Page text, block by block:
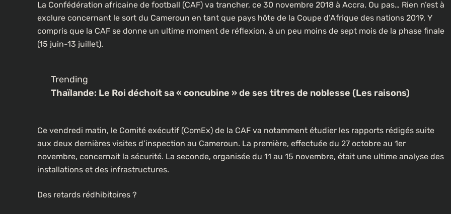
La Confédération africaine de football (CAF) va trancher, ce 30 novembre 2018 à Accra. Ou pas… Rien n’est à
exclure concernant le sort du Cameroun en tant que pays hôte de la Coupe d’Afrique des nations 2019. Y
compris que la CAF se donne un ultime moment de réflexion, à un peu moins de sept mois de la phase finale
(15 juin-13 juillet).
Trending
Thaïlande: Le Roi déchoit sa « concubine » de ses titres de noblesse (Les raisons)
Ce vendredi matin, le Comité exécutif (ComEx) de la CAF va notamment étudier les rapports rédigés suite
aux deux dernières visites d’inspection au Cameroun. La première, effectuée du 27 octobre au 1er
novembre, concernait la sécurité. La seconde, organisée du 11 au 15 novembre, était une ultime analyse des
installations et des infrastructures.
Des retards rédhibitoires ?